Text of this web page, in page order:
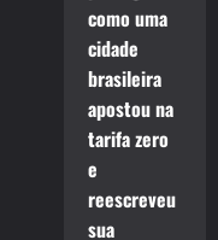
como uma
cidade
brasileira
apostou na
tarifa zero
e
reescreveu
sua